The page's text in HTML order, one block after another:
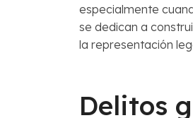
especialmente
se dedican a
la representación
Delitos